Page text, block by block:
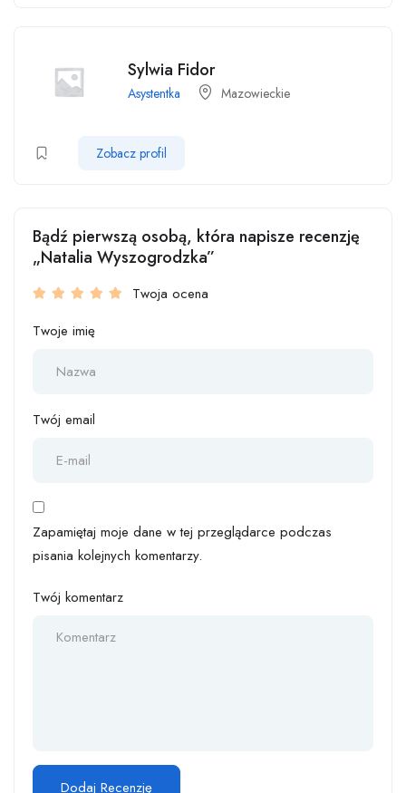
Sylwia Fidor
Asystentka Mazowieckie
Zobacz profil
Bądź pierwszą osobą, która napisze recenzję
„Natalia Wyszogrodzka”
Twoja ocena
Twoje imię
Twój email
Zapamiętaj moje dane w tej przeglądarce podczas
pisania kolejnych komentarzy.
Twój komentarz